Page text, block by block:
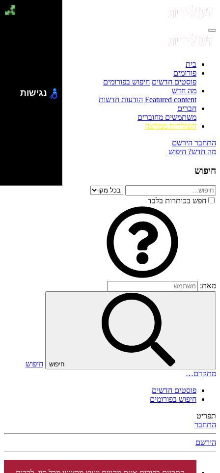
בית
פורומים
פוסטים חדשים חיפוש בפורומים
מה חדש
Featured content הודעות חדשות
חברים
משתמשים מחוברים
הסולידית ממליצה
התחבר הירשם
מה חדש? חיפוש
חיפוש
חפש בכותרות בלבד
מאת:
חיפוש
חיפוש
מתקדם…
פוסטים חדשים
חיפוש בפורומים
תפריט
התחבר
הירשם
נגישות